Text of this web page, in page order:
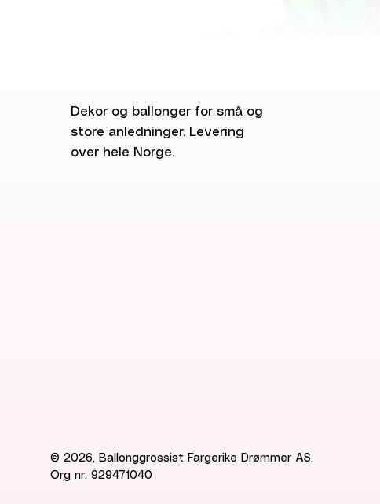
Dekor og ballonger for små og
store anledninger. Levering
over hele Norge.
© 2026, Ballonggrossist Fargerike Drømmer AS,
Org nr: 929471040